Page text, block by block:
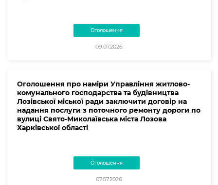
Оголошення
09.07.2026
Оголошення про наміри Управління житлово-
комунального господарства та будівництва
Лозівської міської ради заключити договір на
надання послуги з поточного ремонту дороги по
вулиці Свято-Миколаївська міста Лозова
Харківської області
Оголошення
07.07.2026